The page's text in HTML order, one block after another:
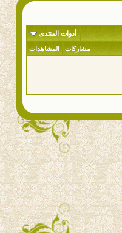
أدوات المنتدى
مشاركات المشاهدات